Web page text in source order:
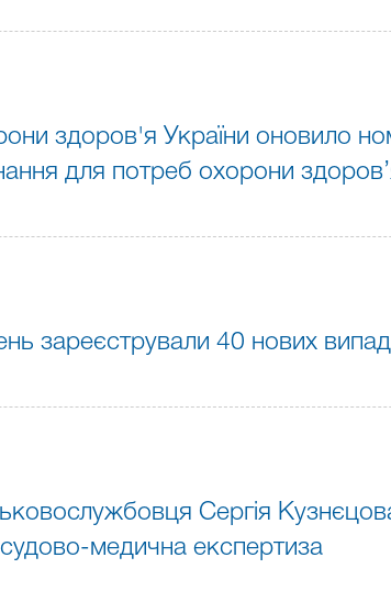
здоров'я України оновило
для потреб охорони
зареєстрували 40 нових
Сергія
судово-медична експертиза